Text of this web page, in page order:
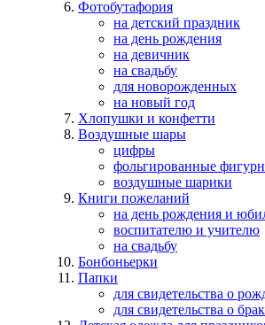
Фотобутафория
на детский праздник
на день рождения
на девичник
на свадьбу
для новорожденных
на новый год
Хлопушки и конфетти
Воздушные шары
цифры
фольгированные
воздушные шарики
Книги пожеланий
на день рождения и
воспитателю и учителю
на свадьбу
Бонбоньерки
Папки
для свидетельства о
для свидетельства о